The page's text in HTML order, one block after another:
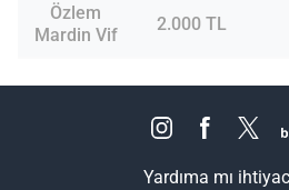
Özlem
Mardin Vif
2.000 TL
Yardıma mı